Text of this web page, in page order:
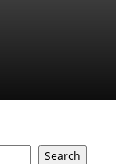
Search